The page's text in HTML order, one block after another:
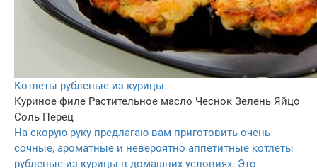
Котлеты рубленые из курицы
Куриное филе Растительное масло Чеснок Зелень Яйцо
Соль Перец
На скорую руку предлагаю вам приготовить очень
сочные, ароматные и невероятно аппетитные котлеты
рубленые из курицы в домашних условиях. Это